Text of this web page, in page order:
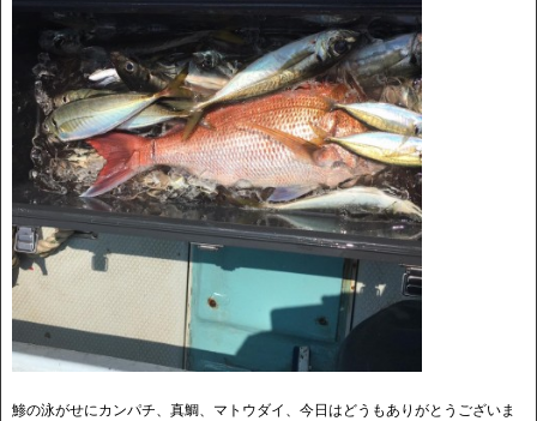
鯵の泳がせにカンパチ、真鯛、マトウダイ、今日はどうもありがとうございま